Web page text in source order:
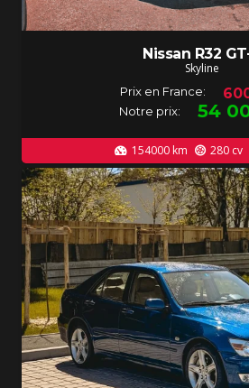
Nissan R32
Skyline
Prix en France:
Notre prix: 54
154000 km 280cv